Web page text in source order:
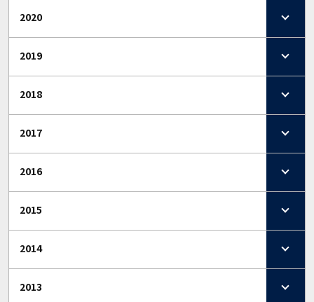
2020
2019
2018
2017
2016
2015
2014
2013